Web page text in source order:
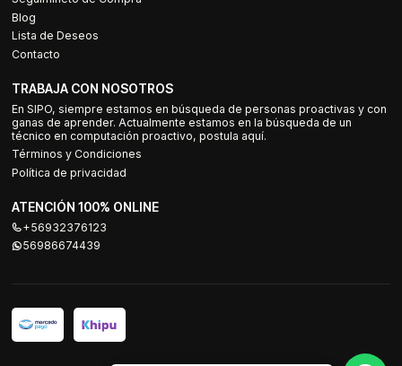
Blog
Lista de Deseos
Contacto
TRABAJA CON NOSOTROS
En SIPO, siempre estamos en búsqueda de personas proactivas y con
ganas de aprender. Actualmente estamos en la búsqueda de un
técnico en computación proactivo, postula aquí.
Términos y Condiciones
Política de privacidad
ATENCIÓN 100% ONLINE
+56932376123
56986674439